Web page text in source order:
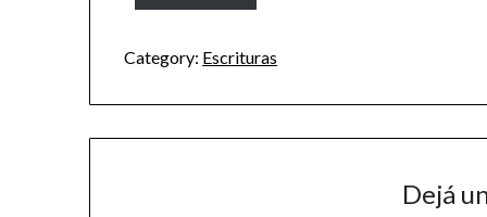
Category: Escrituras
Dejá